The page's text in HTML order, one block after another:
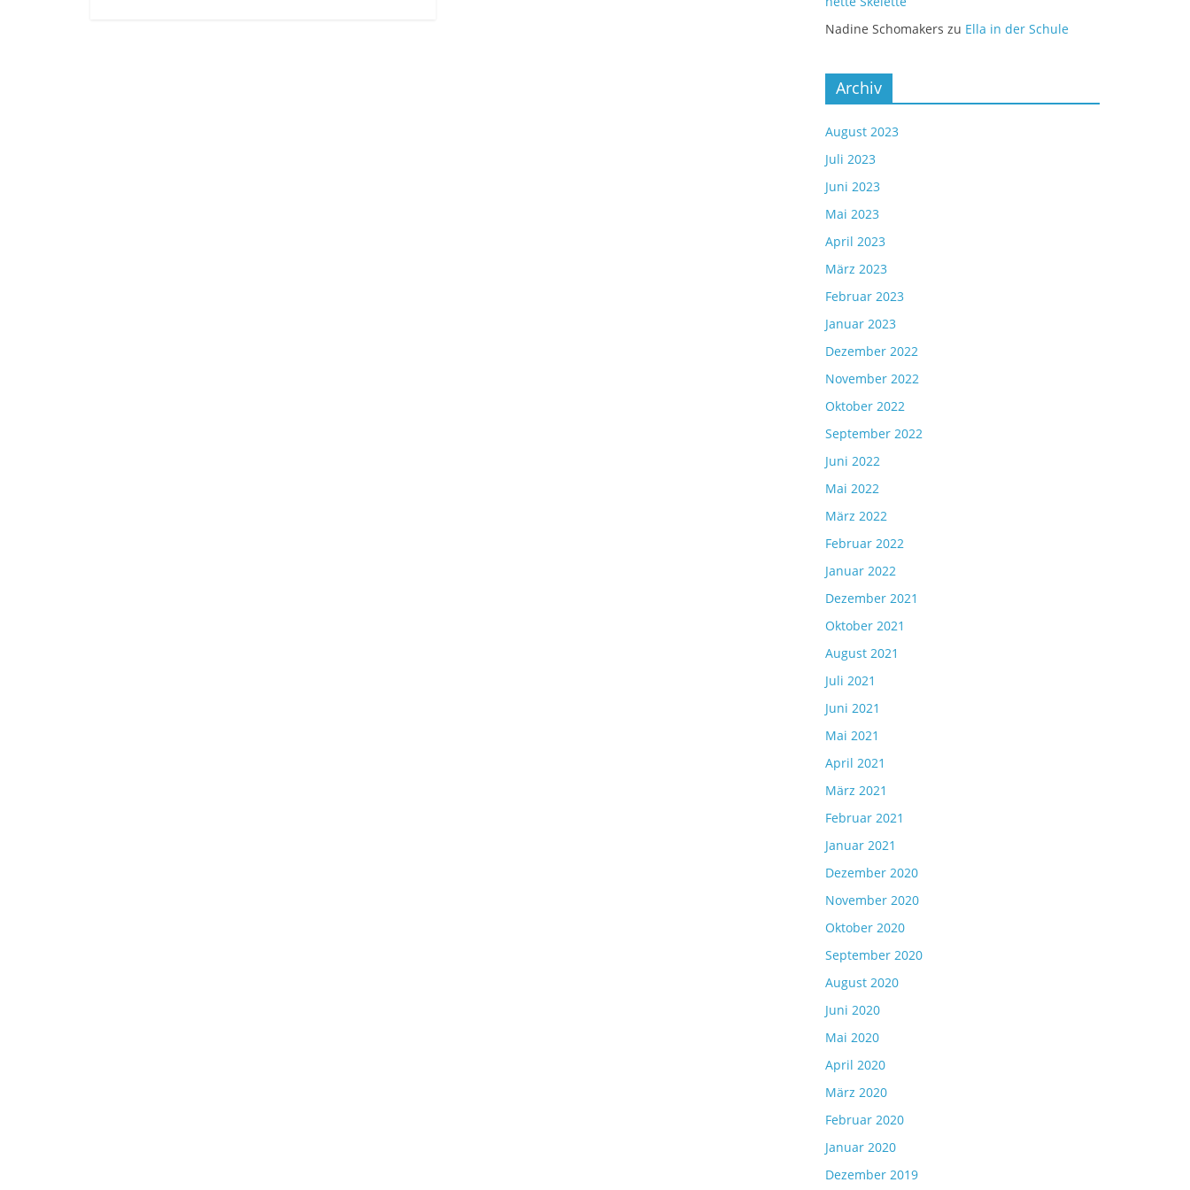
Nadine Schomakers zu Ella in der Schule
Archiv
August 2023
Juli 2023
Juni 2023
Mai 2023
April 2023
März 2023
Februar 2023
Januar 2023
Dezember 2022
November 2022
Oktober 2022
September 2022
Juni 2022
Mai 2022
März 2022
Februar 2022
Januar 2022
Dezember 2021
Oktober 2021
August 2021
Juli 2021
Juni 2021
Mai 2021
April 2021
März 2021
Februar 2021
Januar 2021
Dezember 2020
November 2020
Oktober 2020
September 2020
August 2020
Juni 2020
Mai 2020
April 2020
März 2020
Februar 2020
Januar 2020
Dezember 2019